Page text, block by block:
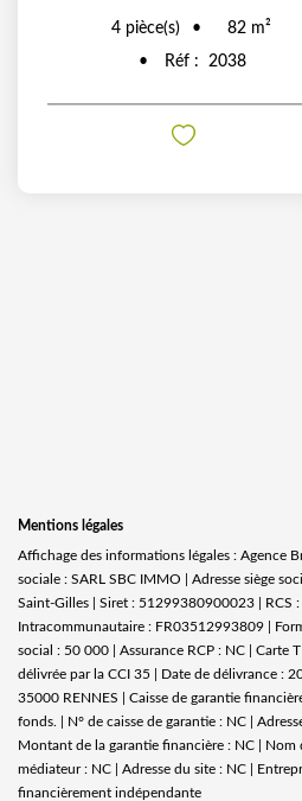
4 pièce(s) 82 m²
Réf :
2038
Mentions légales
Affichage des informations légales : Agence
sociale : SARL SBC IMMO | Adresse siège
Saint-Gilles | Siret : 51299380900023 | RCS
Intracommunautaire : FR03512993809 |
social : 50 000 | Assurance RCP : NC | Carte
délivrée par la CCI 35 | Date de délivrance :
35000 RENNES | Caisse de garantie
fonds. | N° de caisse de garantie : NC |
Montant de la garantie financière : NC | Nom
médiateur : NC | Adresse du site : NC |
financièrement indépendante